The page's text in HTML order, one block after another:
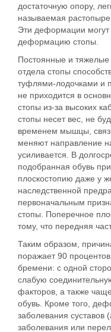
достаточную опору,
называемая
Эти деформации могут
деформацию стопы.
Постоянные и тяжелые
отдела стопы
туфлями-лодочками и
не приходится в
стопы из-за высоких
стопы несет вес, не
временем мышцы,
меняют направление
усиливается. В
подобранная обувь
плоскостопию даже у
наследственной
первоначальным
стопы. Поперечное
тому, что передняя
Таким образом,
поражает 90
бремени: с одной
слабую
факторов, а также
обувь. Кроме того,
заболевания суставов
заболевания или